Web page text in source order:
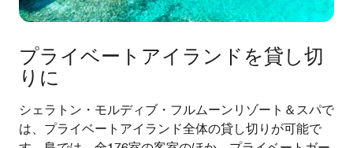
プライベートアイランドを貸し切
りに
シェラトン・モルディブ・フルムーンリゾート＆スパで
は、プライベートアイランド全体の貸し切りが可能で